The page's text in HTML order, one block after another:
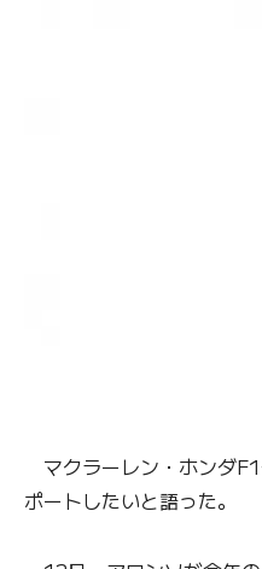
マクラーレン・ホンダ
ポートしたいと語った。